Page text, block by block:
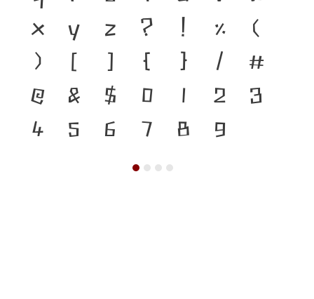
x
y z ? ! %
(
)
[ ] { } /
#
@
& $ 0 1 2
3
4
5 6 7 8 9